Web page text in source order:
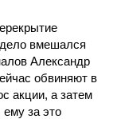
вмешался
Александр
обвиняют в
акции, а затем
за это